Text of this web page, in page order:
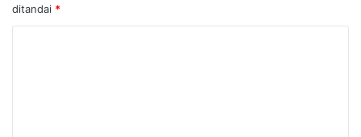
ditandai *